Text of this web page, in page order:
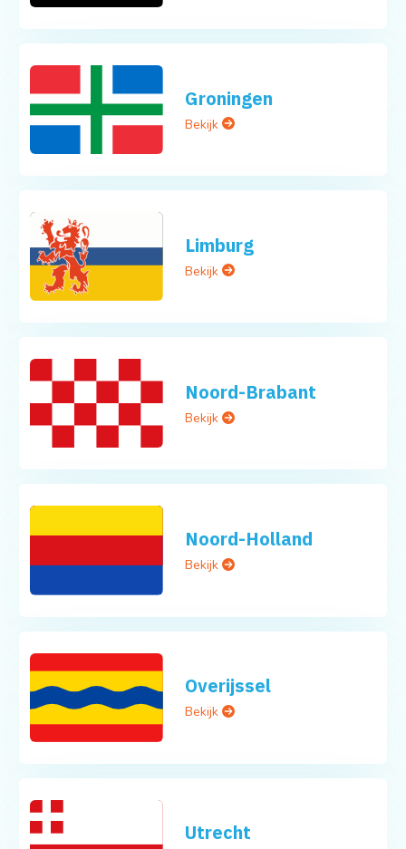
Groningen
Bekijk
Limburg
Bekijk
Noord-Brabant
Bekijk
Noord-Holland
Bekijk
Overijssel
Bekijk
Utrecht